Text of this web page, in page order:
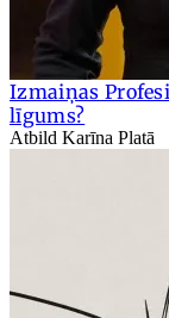
Izmaiņas
līgums?
Atbild Karīna Platā